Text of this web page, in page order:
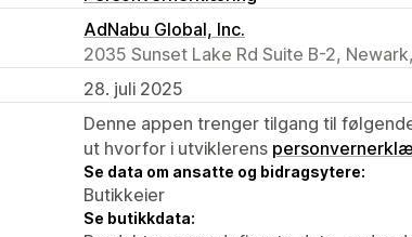
AdNabu Global, Inc.
2035 Sunset Lake Rd Suite B-2,
28. juli 2025
Denne appen trenger tilgang til
ut hvorfor i utviklerens
Se data om ansatte og bidragsytere:
Butikkeier
Se butikkdata: